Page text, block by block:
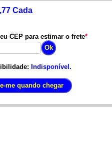
Cada
CEP para estimar o frete*
Indisponível.